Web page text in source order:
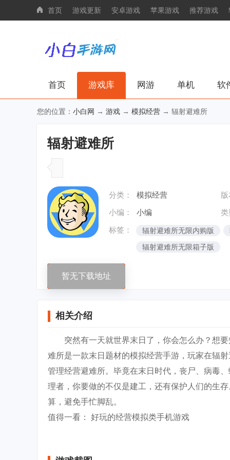
首页 游戏更新 安卓游戏 苹果游戏 推荐游戏
首页 游戏库 网游 单机 软
您的位置： 小白网 → 游戏 → 模拟经营 → 辐射避难所
辐射避难所
分类： 模拟经营
小编：
小编
标签：
辐射避难所无限内购版
辐射避难所无限箱子版
暂无下载地址
相关介绍
突然有一天就世界末日了，你会怎么办？想要
难所是一款末日题材的模拟经营手游，玩家在辐
管理经营避难所。毕竟在末日时代，丧尸、病毒
理者，你要做的不仅是建工，还有保护人们的生
算，避免手忙脚乱。
值得一看： 好玩的经营模拟类手机游戏